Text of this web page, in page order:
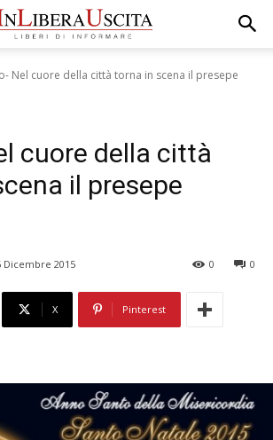
Nel cuore della città torna in scena il presepe
cuore della città
il presepe
Dicembre 2015 0
0
X Pinterest